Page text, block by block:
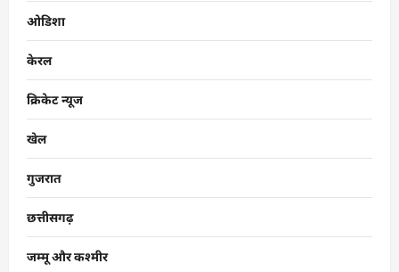
ओडिशा
केरल
क्रिकेट न्यूज
खेल
गुजरात
छत्तीसगढ़
जम्मू और कश्मीर